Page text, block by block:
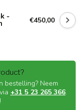
- €450,00
bestelling? Neem
+31 5 23 265 366.